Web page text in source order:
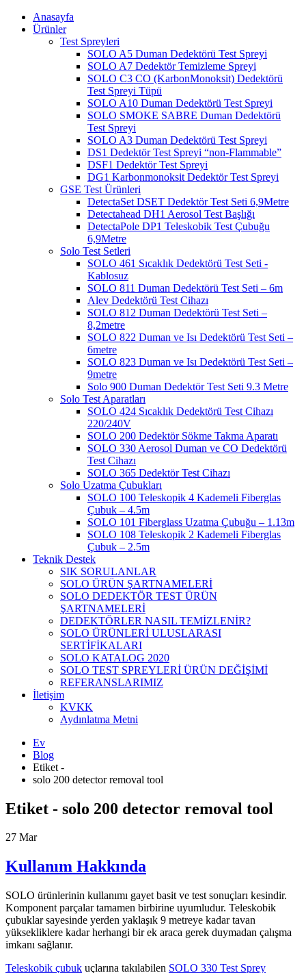
Anasayfa
Ürünler
Test Spreyleri
SOLO A5 Duman Dedektörü Test Spreyi
SOLO A7 Dedektör Temizleme Spreyi
SOLO C3 CO (KarbonMonoksit) Dedektörü
Test Spreyi Tüpü
SOLO A10 Duman Dedektörü Test Spreyi
SOLO SMOKE SABRE Duman Dedektörü
Test Spreyi
SOLO A3 Duman Dedektörü Test Spreyi
DS1 Dedektör Test Spreyi “non-Flammable”
DSF1 Dedektör Test Spreyi
DG1 Karbonmonoksit Dedektör Test Spreyi
GSE Test Ürünleri
DetectaSet DSET Dedektör Test Seti 6,9Metre
Detectahead DH1 Aerosol Test Başlığı
DetectaPole DP1 Teleskobik Test Çubuğu
6,9Metre
Solo Test Setleri
SOLO 461 Sıcaklık Dedektörü Test Seti -
Kablosuz
SOLO 811 Duman Dedektörü Test Seti – 6m
Alev Dedektörü Test Cihazı
SOLO 812 Duman Dedektörü Test Seti –
8,2metre
SOLO 822 Duman ve Isı Dedektörü Test Seti –
6metre
SOLO 823 Duman ve Isı Dedektörü Test Seti –
9metre
Solo 900 Duman Dedektör Test Seti 9.3 Metre
Solo Test Aparatları
SOLO 424 Sıcaklık Dedektörü Test Cihazı
220/240V
SOLO 200 Dedektör Sökme Takma Aparatı
SOLO 330 Aerosol Duman ve CO Dedektörü
Test Cihazı
SOLO 365 Dedektör Test Cihazı
Solo Uzatma Çubukları
SOLO 100 Teleskopik 4 Kademeli Fiberglas
Çubuk – 4.5m
SOLO 101 Fiberglass Uzatma Çubuğu – 1.13m
SOLO 108 Teleskopik 2 Kademeli Fiberglas
Çubuk – 2.5m
Teknik Destek
SIK SORULANLAR
SOLO ÜRÜN ŞARTNAMELERİ
SOLO DEDEKTÖR TEST ÜRÜN
ŞARTNAMELERİ
DEDEKTÖRLER NASIL TEMİZLENİR?
SOLO ÜRÜNLERİ ULUSLARASI
SERTİFİKALARI
SOLO KATALOG 2020
SOLO TEST SPREYLERİ ÜRÜN DEĞİŞİMİ
REFERANSLARIMIZ
İletişim
KVKK
Aydınlatma Metni
Ev
Blog
Etiket -
solo 200 detector removal tool
Etiket - solo 200 detector removal tool
27 Mar
Kullanım Hakkında
SOLO ürünlerinin kullanımı gayet basit ve test sonuçları kesindir.
Komponent parçalar tamamen birbirine uyumludur. Teleskobik
çubuklar sayesinde yerden yaklaşık 9 metreye kadar tavan
yüksekliklere kadar herhangi bir ek araca gerek duymadan çalışma
imkanı sağlanır.
Teleskobik çubuk uçlarına takılabilen SOLO 330 Test Sprey